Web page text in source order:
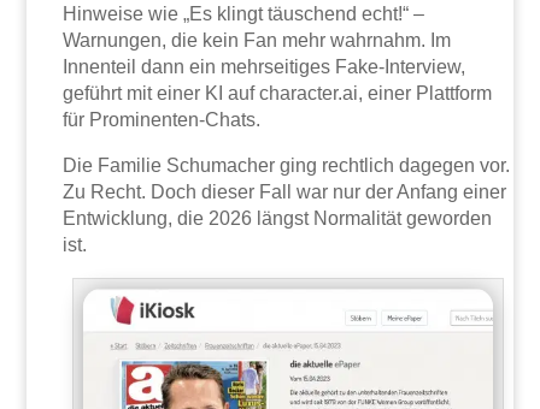
Hinweise wie „Es klingt täuschend echt!“ –
Warnungen, die kein Fan mehr wahrnahm. Im
Innenteil dann ein mehrseitiges Fake-Interview,
geführt mit einer KI auf character.ai, einer Plattform
für Prominenten-Chats.
Die Familie Schumacher ging rechtlich dagegen vor.
Zu Recht. Doch dieser Fall war nur der Anfang einer
Entwicklung, die 2026 längst Normalität geworden
ist.